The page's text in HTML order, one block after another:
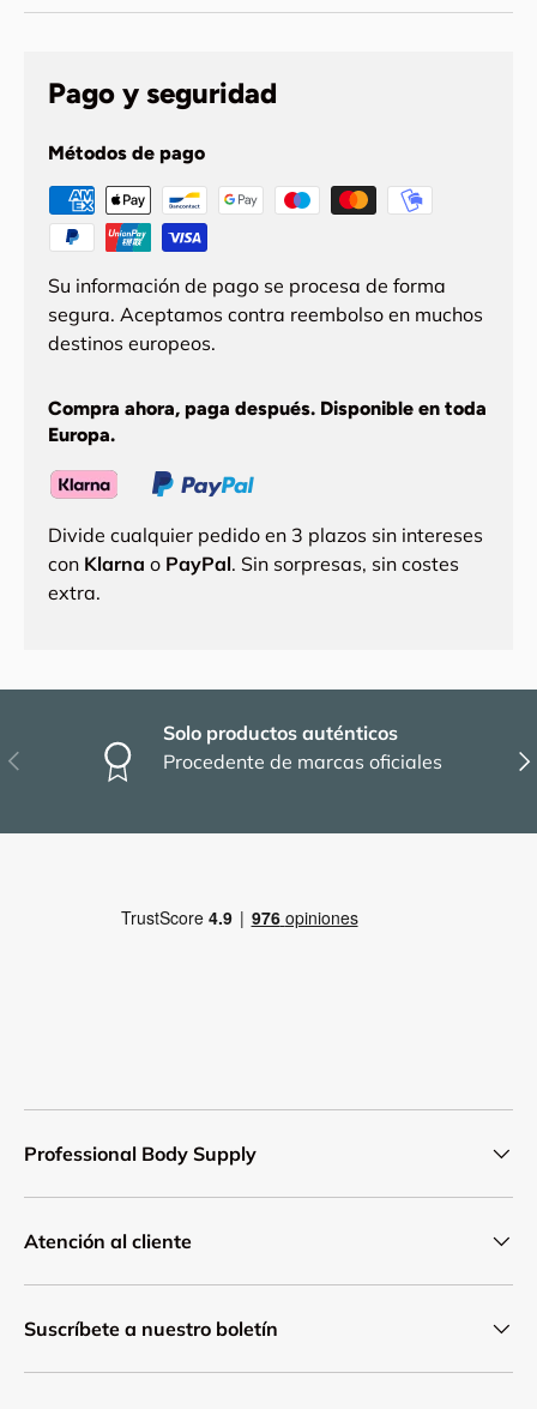
Pago y seguridad
Métodos de pago
Su información de pago se procesa de forma
segura. Aceptamos contra reembolso en muchos
destinos europeos.
Compra ahora, paga después. Disponible en toda
Europa.
Divide cualquier pedido en 3 plazos sin intereses
con Klarna o PayPal. Sin sorpresas, sin costes
extra.
Anterior
Solo productos auténticos
Procedente de marcas oficiales
Professional Body Supply
Atención al cliente
Suscríbete a nuestro boletín